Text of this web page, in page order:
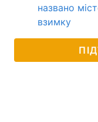
названо
взимку